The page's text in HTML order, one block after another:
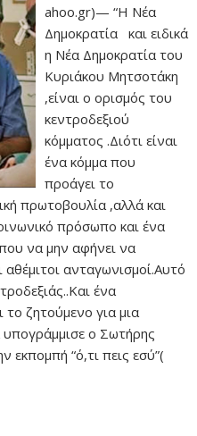
ahoo.gr)— “Η Νέα
Δημοκρατία και ειδικά
η Νέα Δημοκρατία του
Κυριάκου Μητσοτάκη
,είναι ο ορισμός του
κεντροδεξιού
κόμματος .Διότι είναι
ένα κόμμα που
προάγει το
πρωτοβουλία ,αλλά και
πρόσωπο και ένα
να μην αφήνει να
ανταγωνισμοί.Αυτό
ένα
το ζητούμενο για μια
ο Σωτήρης
εκπομπή “ό,τι πεις εσύ”(